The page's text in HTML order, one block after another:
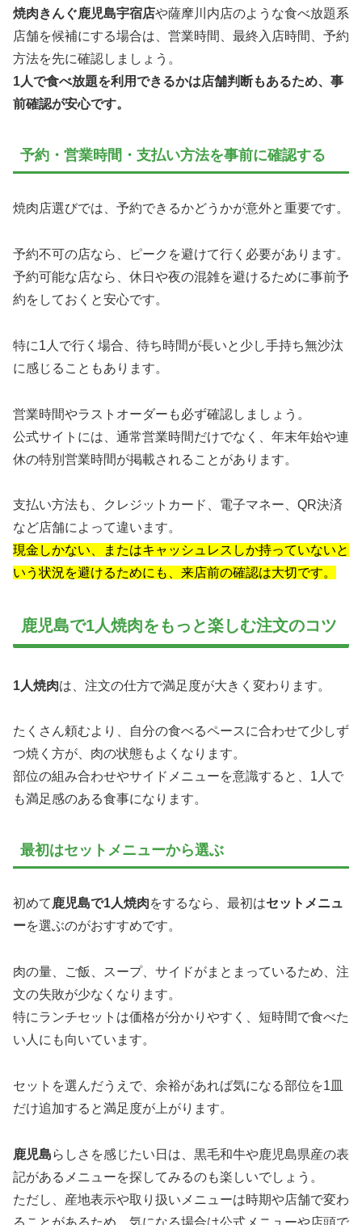
焼肉きんぐ鹿児島宇宿店や薩摩川内店のような食べ放題系
店舗を候補にする場合は、営業時間、最終入店時間、予約
方法を先に確認しましょう。
1人で食べ放題を利用できるかは店舗判断もあるため、事
前確認が安心です。
予約・営業時間・支払い方法を事前に確認する
焼肉店選びでは、予約できるかどうかが意外と重要です。
予約不可の店なら、ピークを避けて行く必要があります。
予約可能な店なら、休日や夜の混雑を避けるために事前予
約をしておくと安心です。
特に1人で行く場合、待ち時間が長いと少し手持ち無沙汰
に感じることもあります。
営業時間やラストオーダーも必ず確認しましょう。
公式サイトには、通常営業時間だけでなく、年末年始や連
休の特別営業時間が掲載されることがあります。
支払い方法も、クレジットカード、電子マネー、QR決済
など店舗によって違います。
現金しかない、またはキャッシュレスしか持っていないと
いう状況を避けるためにも、来店前の確認は大切です。
鹿児島で1人焼肉をもっと楽しむ注文のコツ
1人焼肉は、注文の仕方で満足度が大きく変わります。
たくさん頼むより、自分の食べるペースに合わせて少しず
つ焼く方が、肉の状態もよくなります。
部位の組み合わせやサイドメニューを意識すると、1人で
も満足感のある食事になります。
最初はセットメニューから選ぶ
初めて鹿児島で1人焼肉をするなら、最初はセットメニュ
ーを選ぶのがおすすめです。
肉の量、ご飯、スープ、サイドがまとまっているため、注
文の失敗が少なくなります。
特にランチセットは価格が分かりやすく、短時間で食べた
い人にも向いています。
セットを選んだうえで、余裕があれば気になる部位を1皿
だけ追加すると満足度が上がります。
鹿児島らしさを感じたい日は、黒毛和牛や鹿児島県産の表
記があるメニューを探してみるのも楽しいでしょう。
ただし、産地表示や取り扱いメニューは時期や店舗で変わ
ることがあるため、気になる場合は公式メニューや店頭で